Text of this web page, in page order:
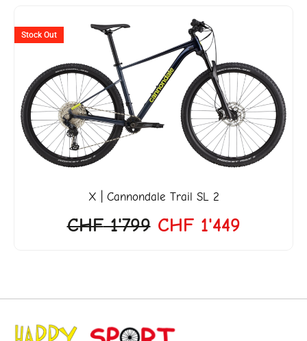
Stock Out
X | Cannondale Trail SL 2
CHF1'799
Ursprünglicher
Preis
war:
CHF 1'799
CHF1'449
ist:
CHF